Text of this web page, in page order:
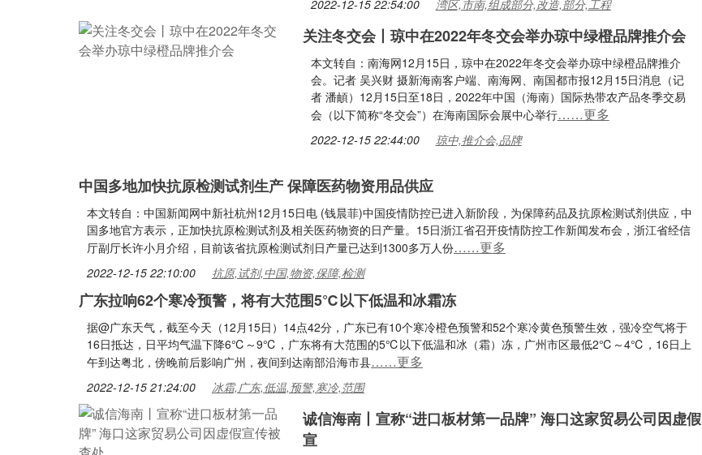
2022-12-15 22:54:00 湾区,市南,组成部分,改造,部分,工程
关注冬交会丨琼中在2022年冬交会举办琼中绿橙品牌推介会
本文转自：南海网12月15日，琼中在2022年冬交会举办琼中绿橙品牌推介
会。记者 吴兴财 摄新海南客户端、南海网、南国都市报12月15日消息（记
者 潘頔）12月15日至18日，2022年中国（海南）国际热带农产品冬季交易
会（以下简称“冬交会”）在海南国际会展中心举行……更多
2022-12-15 22:44:00 琼中,推介会,品牌
中国多地加快抗原检测试剂生产 保障医药物资用品供应
本文转自：中国新闻网中新社杭州12月15日电 (钱晨菲)中国疫情防控已进入新阶段，为保障药品及抗原检测试剂供应，中
国多地官方表示，正加快抗原检测试剂及相关医药物资的日产量。15日浙江省召开疫情防控工作新闻发布会，浙江省经信
厅副厅长许小月介绍，目前该省抗原检测试剂日产量已达到1300多万人份……更多
2022-12-15 22:10:00 抗原,试剂,中国,物资,保障,检测
广东拉响62个寒冷预警，将有大范围5℃以下低温和冰霜冻
据@广东天气，截至今天（12月15日）14点42分，广东已有10个寒冷橙色预警和52个寒冷黄色预警生效，强冷空气将于
16日抵达，日平均气温下降6℃～9℃，广东将有大范围的5℃以下低温和冰（霜）冻，广州市区最低2℃～4℃，16日上
午到达粤北，傍晚前后影响广州，夜间到达南部沿海市县……更多
2022-12-15 21:24:00 冰霜,广东,低温,预警,寒冷,范围
诚信海南丨宣称“进口板材第一品牌” 海口这家贸易公司因虚假
宣